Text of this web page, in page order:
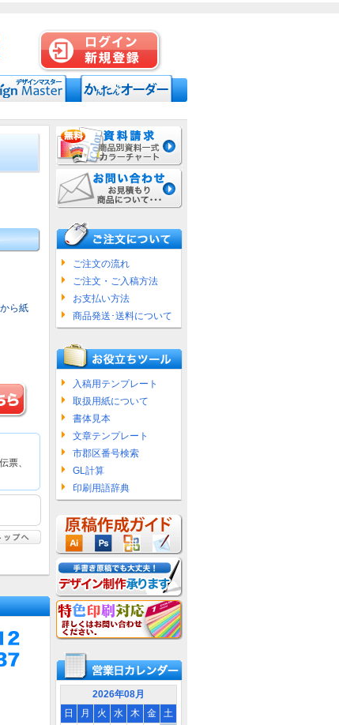
ら紙
票、
ご注文の流れ
ご注文・ご入稿方法
お支払い方法
商品発送･送料について
入稿用テンプレート
取扱用紙について
書体見本
文章テンプレート
市郡区番号検索
GL計算
印刷用語辞典
2026年08月
日
月 火 水 木 金
土